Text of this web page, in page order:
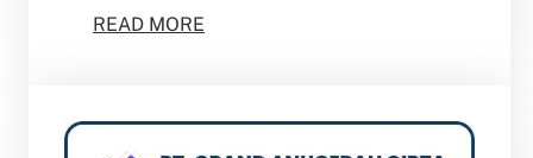
READ MORE